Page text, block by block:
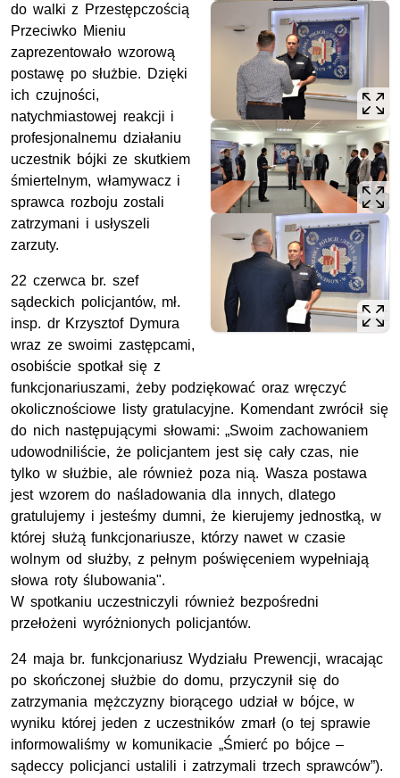
do walki z Przestępczością
Przeciwko Mieniu
zaprezentowało wzorową
postawę po służbie. Dzięki
ich czujności,
natychmiastowej reakcji i
profesjonalnemu działaniu
uczestnik bójki ze skutkiem
śmiertelnym, włamywacz i
sprawca rozboju zostali
zatrzymani i usłyszeli
zarzuty.
22 czerwca br. szef
sądeckich policjantów, mł.
insp. dr Krzysztof Dymura
wraz ze swoimi zastępcami,
osobiście spotkał się z
funkcjonariuszami, żeby podziękować oraz wręczyć
okolicznościowe listy gratulacyjne. Komendant zwrócił się
do nich następującymi słowami: „Swoim zachowaniem
udowodniliście, że policjantem jest się cały czas, nie
tylko w służbie, ale również poza nią. Wasza postawa
jest wzorem do naśladowania dla innych, dlatego
gratulujemy i jesteśmy dumni, że kierujemy jednostką, w
której służą funkcjonariusze, którzy nawet w czasie
wolnym od służby, z pełnym poświęceniem wypełniają
słowa roty ślubowania".
W spotkaniu uczestniczyli również bezpośredni
przełożeni wyróżnionych policjantów.
24 maja br. funkcjonariusz Wydziału Prewencji, wracając
po skończonej służbie do domu, przyczynił się do
zatrzymania mężczyzny biorącego udział w bójce, w
wyniku której jeden z uczestników zmarł (o tej sprawie
informowaliśmy w komunikacie „Śmierć po bójce –
sądeccy policjanci ustalili i zatrzymali trzech sprawców”).